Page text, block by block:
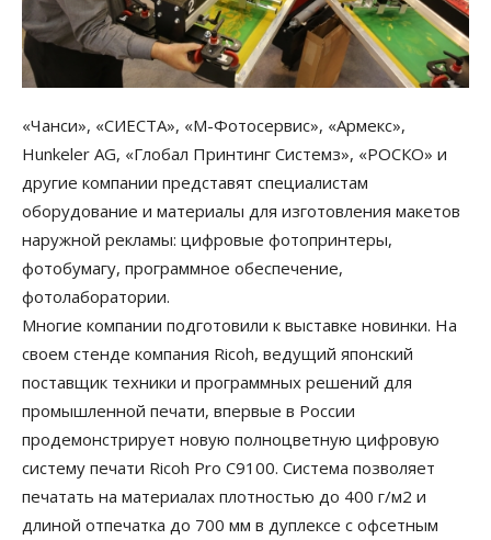
«Чанси», «СИЕСТА», «М-Фотосервис», «Армекс»,
Hunkeler AG, «Глобал Принтинг Системз», «РОСКО» и
другие компании представят специалистам
оборудование и материалы для изготовления макетов
наружной рекламы: цифровые фотопринтеры,
фотобумагу, программное обеспечение,
фотолаборатории.
Многие компании подготовили к выставке новинки. На
своем стенде компания Ricoh, ведущий японский
поставщик техники и программных решений для
промышленной печати, впервые в России
продемонстрирует новую полноцветную цифровую
систему печати Ricoh Pro C9100. Система позволяет
печатать на материалах плотностью до 400 г/м2 и
длиной отпечатка до 700 мм в дуплексе с офсетным